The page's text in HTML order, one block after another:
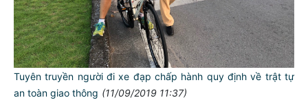
Tuyên truyền người đi xe đạp chấp hành quy định về trật tự
an toàn giao thông (11/09/2019 11:37)